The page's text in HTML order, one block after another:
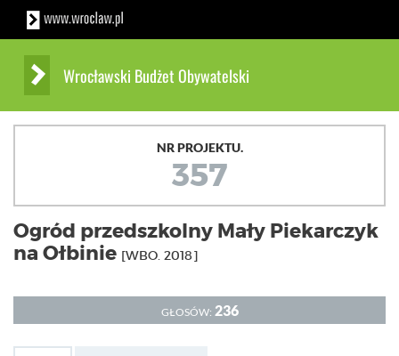
Wrocławski Budżet Obywatelski
NR PROJEKTU.
357
Ogród przedszkolny Mały Piekarczyk
na Ołbinie [WBO. 2018]
GŁOSÓW: 236